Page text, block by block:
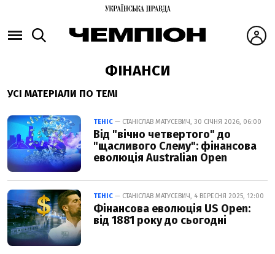
ФІНАНСИ
УСІ МАТЕРІАЛИ ПО ТЕМІ
ТЕНІС — СТАНІСЛАВ МАТУСЕВИЧ, 30 СІЧНЯ 2026, 06:00
Від "вічно четвертого" до
"щасливого Слему": фінансова
еволюція Australian Open
ТЕНІС — СТАНІСЛАВ МАТУСЕВИЧ, 4 ВЕРЕСНЯ 2025, 12:00
Фінансова еволюція US Open:
від 1881 року до сьогодні